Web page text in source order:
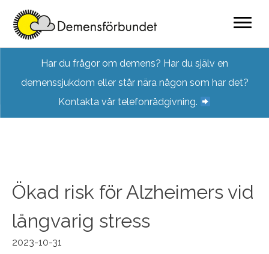
content
Har du frågor om demens? Har du själv en
demenssjukdom eller står nära någon som har det?
Kontakta vår telefonrådgivning.
Ökad risk för Alzheimers vid
långvarig stress
2023-10-31